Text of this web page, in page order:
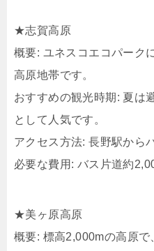
★志賀高原
概要: ユネスコエコパーク
高原地帯です。​
おすすめの観光時期: 夏は
として人気です。​
アクセス方法: 長野駅から
必要な費用: バス片道約
★美ヶ原高原
概要: 標高2,000mの高原で